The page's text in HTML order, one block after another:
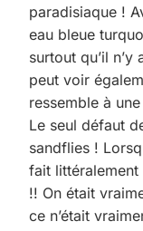
paradisiaque !
eau bleue
surtout qu’il
peut voir
ressemble à
Le seul défaut
sandflies !
fait
!! On était
ce n’était